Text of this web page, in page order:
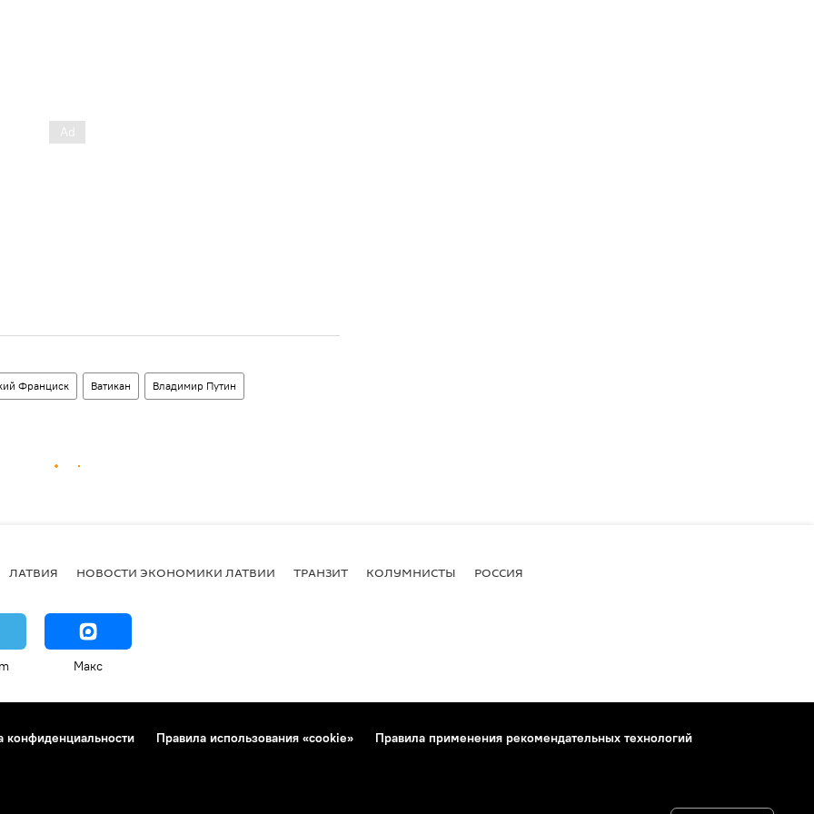
Франциск Ватикан Владимир Путин
ЛАТВИЯ НОВОСТИ ЭКОНОМИКИ ЛАТВИИ ТРАНЗИТ КОЛУМНИСТЫ РОССИЯ
Макс
конфиденциальности Правила использования «cookie»
Правила применения рекомендательных технологий